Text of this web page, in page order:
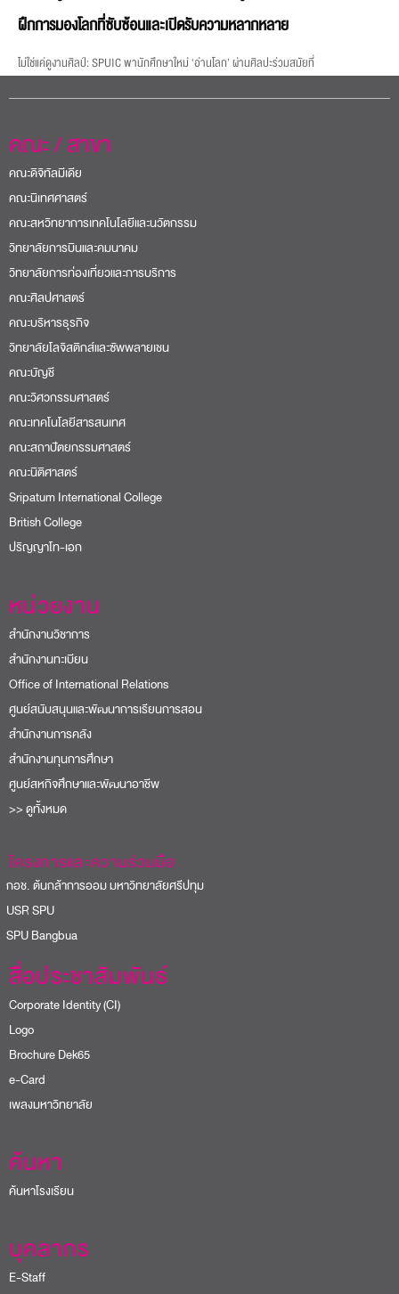
ฝึกการมองโลกที่ซับซ้อนและเปิดรับความหลากหลาย
ไม่ใช่แค่ดูงานศิลป์: SPUIC พานักศึกษาใหม่ ‘อ่านโลก’ ผ่านศิลปะร่วมสมัยที่
คณะ / สาขา
คณะดิจิทัลมีเดีย
คณะนิเทศศาสตร์
คณะสหวิทยาการเทคโนโลยีและนวัตกรรม
วิทยาลัยการบินและคมนาคม
วิทยาลัยการท่องเที่ยวและการบริการ
คณะศิลปศาสตร์
คณะบริหารธุรกิจ
วิทยาลัยโลจิสติกส์และซัพพลายเชน
คณะบัญชี
คณะวิศวกรรมศาสตร์
คณะเทคโนโลยีสารสนเทศ
คณะสถาปัตยกรรมศาสตร์
คณะนิติศาสตร์
Sripatum International College
British College
ปริญญาโท-เอก
หน่วยงาน
สำนักงานวิชาการ
สำนักงานทะเบียน
Office of International Relations
ศูนย์สนับสนุนและพัฒนาการเรียนการสอน
สำนักงานการคลัง
สำนักงานทุนการศึกษา
ศูนย์สหกิจศึกษาและพัฒนาอาชีพ
>> ดูทั้งหมด
โครงการและความร่วมมือ
ช. ต้นกล้าการออม มหาวิทยาลัยศรีปทุม
SPU
Bangbua
สื่อประชาสัมพันธ์
Corporate Identity (CI)
Logo
Brochure Dek65
e-Card
เพลงมหาวิทยาลัย
ค้นหา
ค้นหาโรงเรียน
บุคลากร
E-Staff